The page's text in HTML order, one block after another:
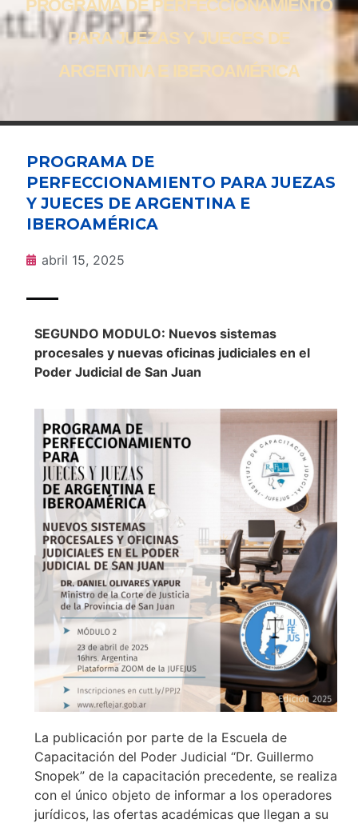
PROGRAMA DE PERFECCIONAMIENTO
PARA JUEZAS Y JUECES DE
ARGENTINA E IBEROAMÉRICA
PROGRAMA DE
PERFECCIONAMIENTO PARA JUEZAS
Y JUECES DE ARGENTINA E
IBEROAMÉRICA
abril 15, 2025
SEGUNDO MODULO: Nuevos sistemas
procesales y nuevas oficinas judiciales en el
Poder Judicial de San Juan
La publicación por parte de la Escuela de
Capacitación del Poder Judicial “Dr. Guillermo
Snopek” de la capacitación precedente, se realiza
con el único objeto de informar a los operadores
jurídicos, las ofertas académicas que llegan a su